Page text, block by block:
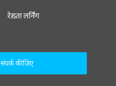
रेख़्ता लर्निंग
संपर्क कीजिए